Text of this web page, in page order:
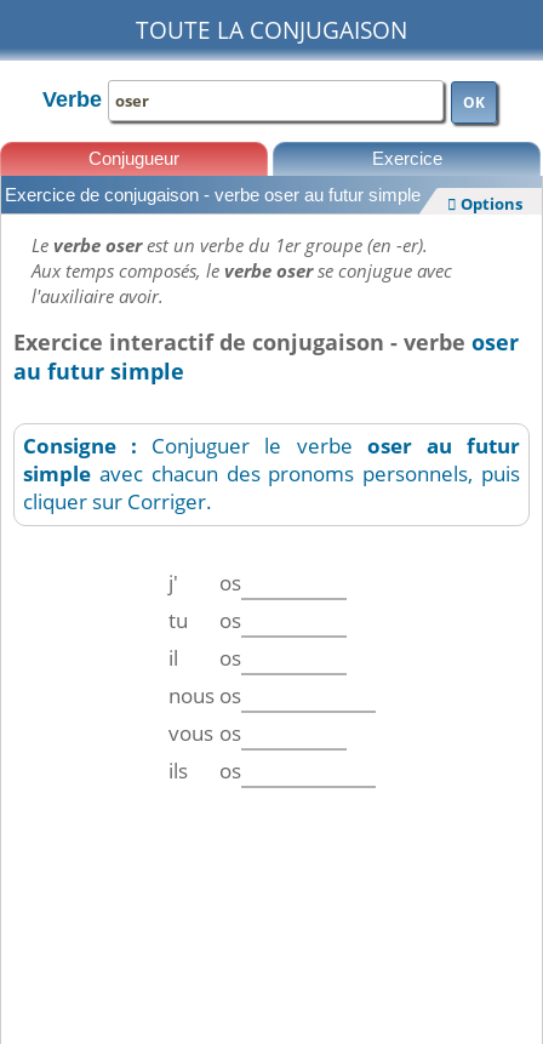
TOUTE LA CONJUGAISON
Verbe OK
Conjugueur Exercice
Exercice de conjugaison - verbe oser au futur simple  Options
Leverbe oserest un verbe du 1er groupe (en -er).
Aux temps composés, leverbe oserse conjugue avec
l'auxiliaire avoir.
Exercice interactif de conjugaison - verbe oser
au futur simple
Consigne : Conjuguer le verbe oser au futur
simple avec chacun des pronoms personnels, puis
cliquer sur Corriger.
j'
os
tu
os
il
os
nous os
vous os
ils
os